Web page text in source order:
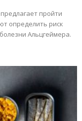
пройти
определить риск
Альцгеймера.